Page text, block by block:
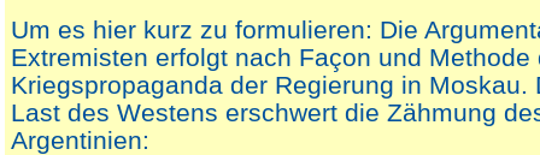
Um es hier kurz zu formulieren: Die
Extremisten erfolgt nach Façon und Methode
Kriegspropaganda der Regierung in Moskau.
Last des Westens erschwert die Zähmung
Argentinien: